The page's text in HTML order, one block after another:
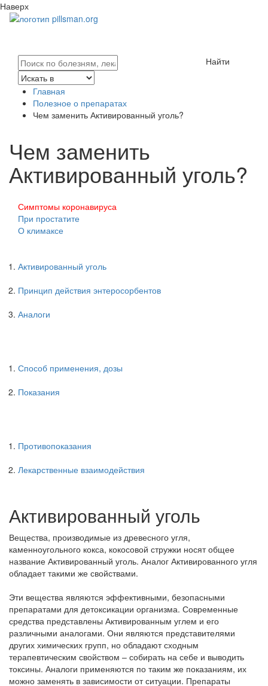
Наверх
Найти
Главная
Полезное о препаратах
Чем заменить Активированный уголь?
Чем заменить
Активированный уголь?
Симптомы коронавируса
При простатите
О климаксе
Активированный уголь
Принцип действия энтеросорбентов
Аналоги
Способ применения, дозы
Показания
Противопоказания
Лекарственные взаимодействия
Активированный уголь
Вещества, производимые из древесного угля,
каменноугольного кокса, кокосовой стружки носят общее
название Активированный уголь. Аналог Активированного угля
обладает такими же свойствами.
Эти вещества являются эффективными, безопасными
препаратами для детоксикации организма. Современные
средства представлены Активированным углем и его
различными аналогами. Они являются представителями
других химических групп, но обладают сходным
терапевтическим свойством – собирать на себе и выводить
токсины. Аналоги применяются по таким же показаниям, их
можно заменять в зависимости от ситуации. Препараты